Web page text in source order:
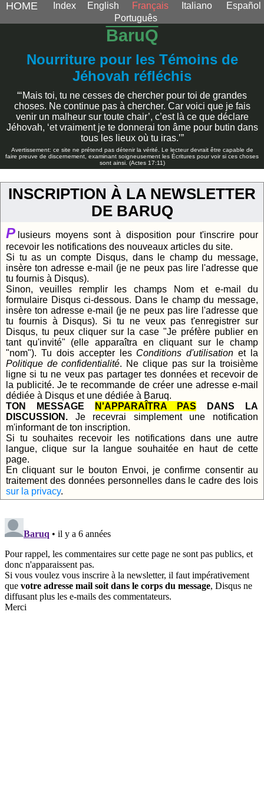
HOME Index English Français Italiano
Español
Português
BaruQ
Nourriture pour les Témoins de
Jéhovah réfléchis
“‘Mais toi, tu ne cesses de chercher pour toi de grandes
choses. Ne continue pas à chercher. Car voici que je fais
venir un malheur sur toute chair’, c’est là ce que déclare
Jéhovah, ‘et vraiment je te donnerai ton âme pour butin dans
tous les lieux où tu iras.’”
Avertissement: ce site ne prétend pas détenir la vérité. Le lecteur devrait être capable de
faire preuve de discernement, examinant soigneusement les Écritures pour voir si ces choses
sont ainsi. (Actes 17:11)
INSCRIPTION À LA NEWSLETTER
DE BARUQ
P lusieurs moyens sont à disposition pour t'inscrire pour
recevoir les notifications des nouveaux articles du site.
Si tu as un compte Disqus, dans le champ du message,
insère ton adresse e-mail (je ne peux pas lire l'adresse que
tu fournis à Disqus).
Sinon, veuilles remplir les champs Nom et e-mail du
formulaire Disqus ci-dessous. Dans le champ du message,
insère ton adresse e-mail (je ne peux pas lire l'adresse que
tu fournis à Disqus). Si tu ne veux pas t'enregistrer sur
Disqus, tu peux cliquer sur la case "Je préfère publier en
tant qu'invité" (elle apparaîtra en cliquant sur le champ
"nom"). Tu dois accepter les Conditions d'utilisation et la
Politique de confidentialité. Ne clique pas sur la troisième
ligne si tu ne veux pas partager tes données et recevoir de
la publicité. Je te recommande de créer une adresse e-mail
dédiée à Disqus et une dédiée à Baruq.
TON MESSAGE
N'APPARAÎTRA PAS DANS LA
DISCUSSION.Je recevrai simplement une notification
m'informant de ton inscription.
Si tu souhaites recevoir les notifications dans une autre
langue, clique sur la langue souhaitée en haut de cette
page.
En cliquant sur le bouton Envoi, je confirme consentir au
traitement des données personnelles dans le cadre des lois
sur la privacy.